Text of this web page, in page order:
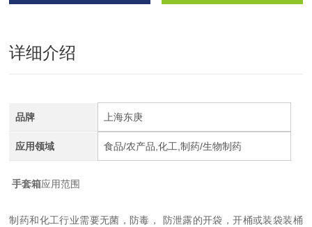
详细介绍
品牌 上海东庚
应用领域 食品/农产品,化工,制药/生物制药
手套箱应用范围
制药和化工行业需要无菌，防毒， 防泄露的开袋，开桶或装袋装桶